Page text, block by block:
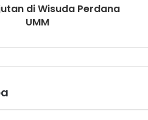
di Wisuda Perdana
UMM